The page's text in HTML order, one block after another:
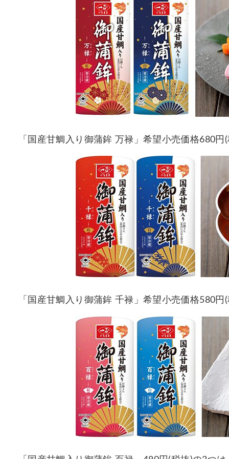
「国産甘鯛入り御蒲鉾 万禄」希望小売価格680円
「国産甘鯛入り御蒲鉾 千禄」希望小売価格580円